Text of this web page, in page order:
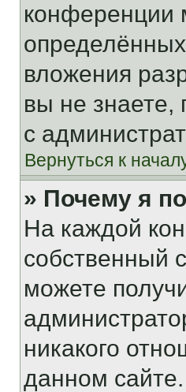
конференции
вложения
вы не знаете,
с
Вернуться к
» Почему я
На каждой
собственный
можете
никакого
данном